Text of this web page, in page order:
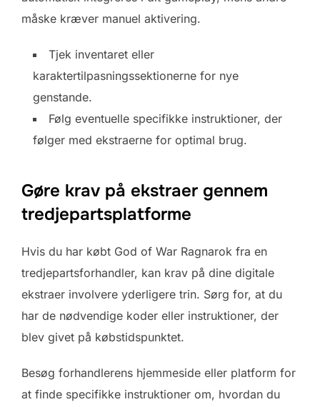
måske kræver manuel aktivering.
Tjek inventaret eller
karaktertilpasningssektionerne for nye
genstande.
Følg eventuelle specifikke instruktioner, der
følger med ekstraerne for optimal brug.
Gøre krav på ekstraer gennem
tredjepartsplatforme
Hvis du har købt God of War Ragnarok fra en
tredjepartsforhandler, kan krav på dine digitale
ekstraer involvere yderligere trin. Sørg for, at du
har de nødvendige koder eller instruktioner, der
blev givet på købstidspunktet.
Besøg forhandlerens hjemmeside eller platform for
at finde specifikke instruktioner om, hvordan du